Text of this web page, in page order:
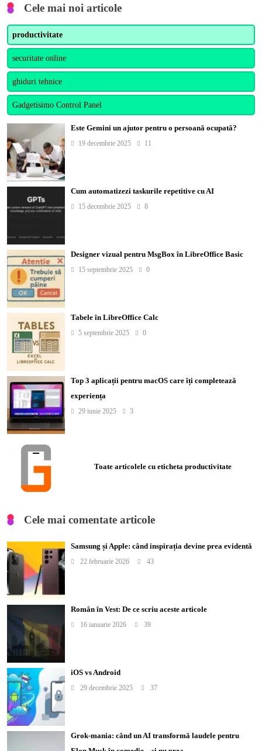
Cele mai noi articole
productivitate
securitate online
ghiduri tehnice
Gadgetisimo Control Panel
Este Gemini un ajutor pentru o persoană ocupată?
19 decembrie 2025 11
Cum automatizezi taskurile repetitive cu AI
15 decembrie 2025 8
Designer vizual pentru MsgBox în LibreOffice Basic
15 septembrie 2025 0
Tabele în LibreOffice Calc
5 septembrie 2025 0
Top 3 aplicații pentru macOS care îți completează
experiența
29 iunie 2025 3
Toate articolele cu eticheta productivitate
Cele mai comentate articole
Samsung și Apple: când inspirația devine prea evidentă
22 februarie 2026 43
Român în Vest: De ce scriu aceste articole
16 ianuarie 2026 39
iOS vs Android
29 decembrie 2025 37
Grok-mania: când un AI transformă laudele pentru